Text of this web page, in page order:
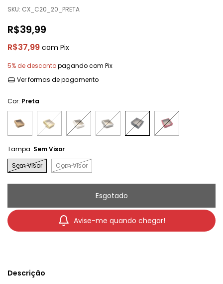
SKU: CX_C20_20_PRETA
R$39,99
R$37,99 com Pix
5% de descontopagando com Pix
Ver formas de pagamento
Cor: Preta
Tampa: Sem Visor
Sem Visor
Com Visor
Avise-me quando chegar!
Descrição